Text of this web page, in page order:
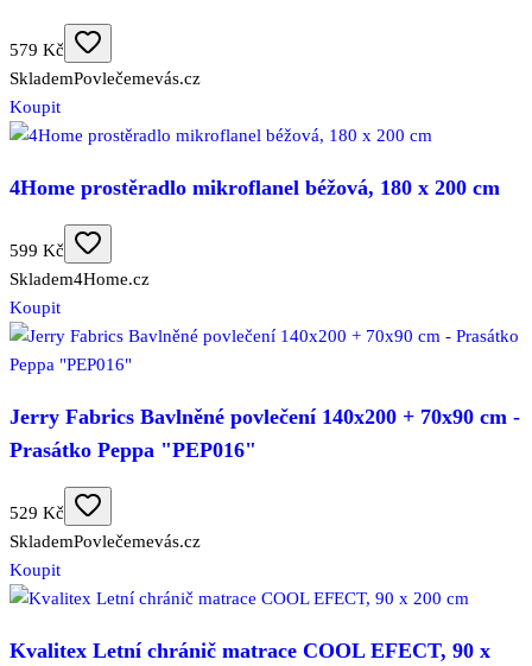
579 Kč
SklademPovlečemevás.cz
Koupit
4Home prostěradlo mikroflanel béžová, 180 x 200 cm
599 Kč
Skladem4Home.cz
Koupit
Jerry Fabrics Bavlněné povlečení 140x200 + 70x90 cm -
Prasátko Peppa "PEP016"
529 Kč
SklademPovlečemevás.cz
Koupit
Kvalitex Letní chránič matrace COOL EFECT, 90 x